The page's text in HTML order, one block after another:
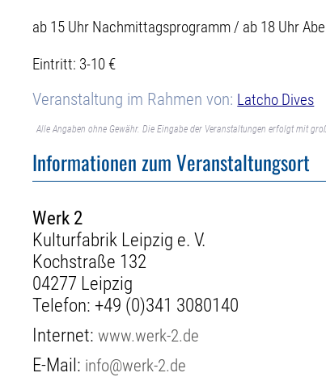
ab 15 Uhr Nachmittagsprogramm / ab 18 Uhr
Eintritt: 3-10 €
Veranstaltung im Rahmen von: Latcho Dives
Alle Angaben ohne Gewähr. Die Eingabe der Veranstaltungen erfolgt mit
Informationen zum Veranstaltungsort
Werk 2
Kulturfabrik Leipzig e. V.
Kochstraße 132
04277 Leipzig
Telefon: +49 (0)341 3080140
Internet:www.werk-2.de
E-Mail: info@werk-2.de